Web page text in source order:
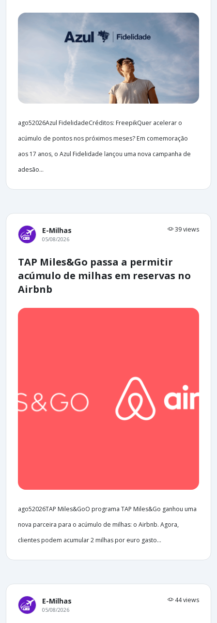
ago52026Azul FidelidadeCréditos: FreepikQuer acelerar o
acúmulo de pontos nos próximos meses? Em comemoração
aos 17 anos, o Azul Fidelidade lançou uma nova campanha de
adesão...
E-Milhas 39 views
05/08/2026
TAP Miles&Go passa a permitir
acúmulo de milhas em reservas no
Airbnb
ago52026TAP Miles&GoO programa TAP Miles&Go ganhou uma
nova parceira para o acúmulo de milhas: o Airbnb. Agora,
clientes podem acumular 2 milhas por euro gasto...
E-Milhas 44 views
05/08/2026